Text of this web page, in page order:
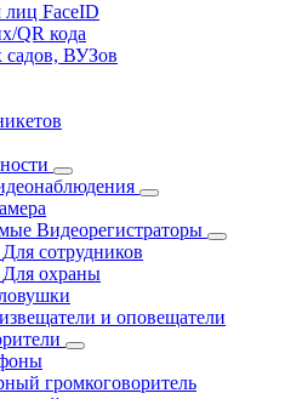
лиц FaceID
QR кода
садов, ВУЗов
Видеорегистраторы
Для сотрудников
Для охраны
и оповещатели
громкоговоритель